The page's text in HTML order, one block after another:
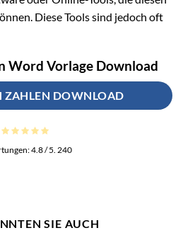
Diese Tools sind jedoch oft
Word Vorlage Download
ZAHLEN DOWNLOAD
4.8/ 5. 240
SIE AUCH